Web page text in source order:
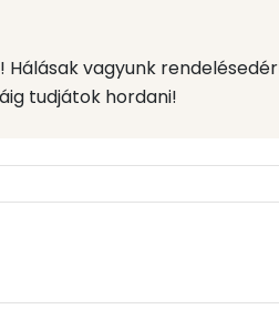
vagyunk
tudjátok hordani!